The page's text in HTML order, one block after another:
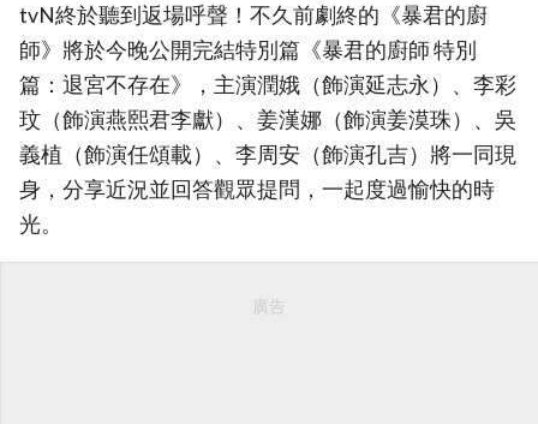
tvN終於聽到返場呼聲！不久前劇終的《暴君的廚
師》將於今晚公開完結特別篇《暴君的廚師 特別
篇：退宮不存在》，主演潤娥（飾演延志永）、李彩
玟（飾演燕熙君李獻）、姜漢娜（飾演姜漠珠）、吳
義植（飾演任頌載）、李周安（飾演孔吉）將一同現
身，分享近況並回答觀眾提問，一起度過愉快的時
光。
廣告